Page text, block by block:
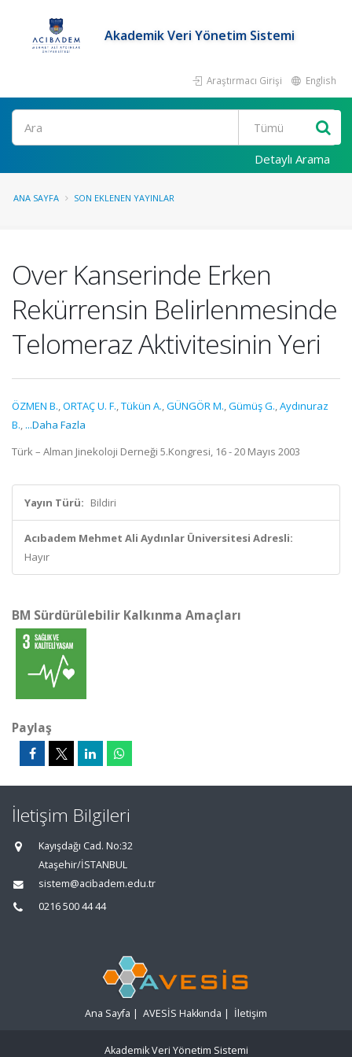
Akademik Veri Yönetim Sistemi
Araştırmacı Girişi English
Ara
Detaylı Arama
ANA SAYFA SON EKLENEN YAYINLAR
Over Kanserinde Erken
Rekürrensin Belirlenmesinde
Telomeraz Aktivitesinin Yeri
ÖZMEN B.,ORTAÇ U. F.,Tükün A.,GÜNGÖR M.,Gümüş G.,Aydınuraz
B., ...Daha Fazla
Türk – Alman Jinekoloji Derneği 5.Kongresi, 16 - 20 Mayıs 2003
Yayın Türü: Bildiri
Acıbadem Mehmet Ali Aydınlar Üniversitesi Adresli:
Hayır
BM Sürdürülebilir Kalkınma Amaçları
Paylaş
İletişim Bilgileri
Kayışdağı Cad. No:32
Ataşehir/İSTANBUL
sistem@acibadem.edu.tr
0216 500 44 44
Ana Sayfa | AVESİS Hakkında | İletişim
Akademik Veri Yönetim Sistemi